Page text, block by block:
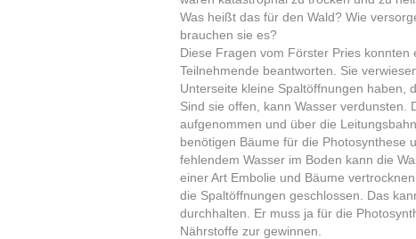
Was heißt das für den Wald? Wie
brauchen sie es?
Diese Fragen vom Förster Pries konnten
Teilnehmende beantworten. Sie
Unterseite kleine Spaltöffnungen haben,
Sind sie offen, kann Wasser verdunsten.
aufgenommen und über die
benötigen Bäume für die Photosynthese
fehlendem Wasser im Boden kann die
einer Art Embolie und Bäume
die Spaltöffnungen geschlossen. Das
durchhalten. Er muss ja für die
Nährstoffe zur gewinnen.